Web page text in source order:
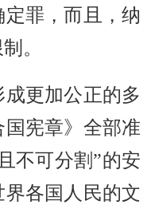
罪，而且，纳
。
更加公正的多
宪章》全部准
不可分割”的安
各国人民的文